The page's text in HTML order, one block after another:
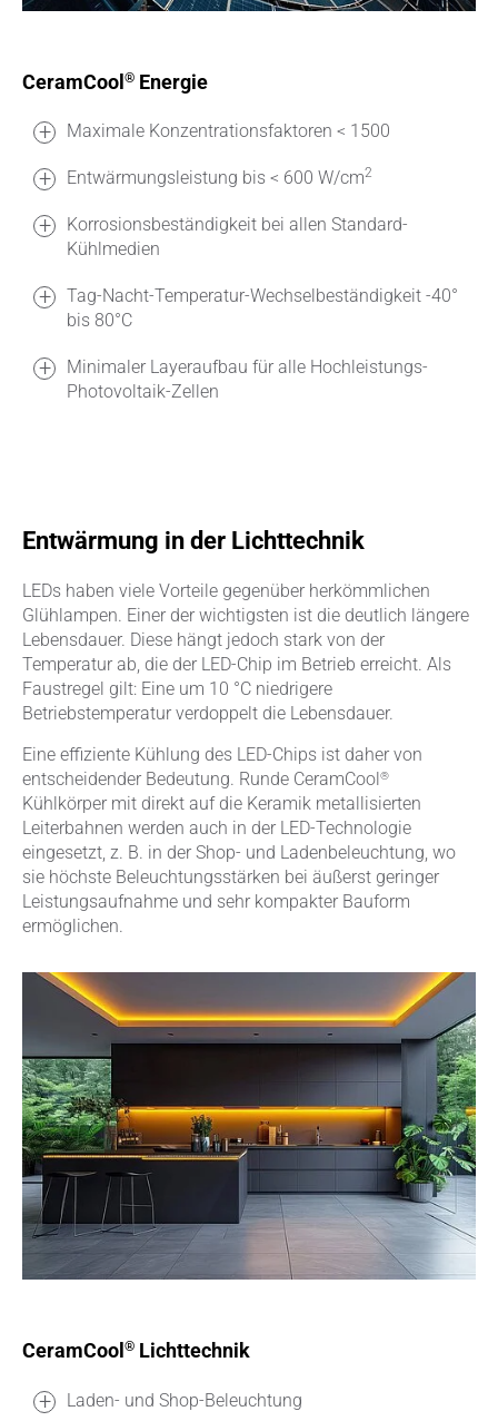
CeramCool® Energie
Maximale Konzentrationsfaktoren < 1500
Entwärmungsleistung bis < 600 W/cm2
Korrosionsbeständigkeit bei allen Standard-
Kühlmedien
Tag-Nacht-Temperatur-Wechselbeständigkeit -40°
bis 80°C
Minimaler Layeraufbau für alle Hochleistungs-
Photovoltaik-Zellen
Entwärmung in der Lichttechnik
LEDs haben viele Vorteile gegenüber herkömmlichen
Glühlampen. Einer der wichtigsten ist die deutlich längere
Lebensdauer. Diese hängt jedoch stark von der
Temperatur ab, die der LED-Chip im Betrieb erreicht. Als
Faustregel gilt: Eine um 10 °C niedrigere
Betriebstemperatur verdoppelt die Lebensdauer.
Eine effiziente Kühlung des LED-Chips ist daher von
entscheidender Bedeutung. Runde CeramCool®
Kühlkörper mit direkt auf die Keramik metallisierten
Leiterbahnen werden auch in der LED-Technologie
eingesetzt, z. B. in der Shop- und Ladenbeleuchtung, wo
sie höchste Beleuchtungsstärken bei äußerst geringer
Leistungsaufnahme und sehr kompakter Bauform
ermöglichen.
CeramCool ® Lichttechnik
Laden- und Shop-Beleuchtung